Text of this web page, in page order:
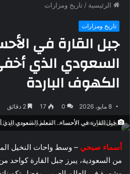
الرئيسية / تاريخ ومزارات
تاريخ ومزارات
جبل القارة في
السعودي الذي
الكهوف الباردة
8 مايو، 2026 0
17
جبل القارة في الأحساء.. المعلم السعودي الذي
أسماء صبحي – وسط واحات النخيل
من السعودية، يبرز جبل القارة كواحد من